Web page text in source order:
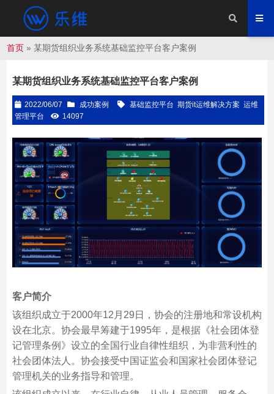
首页 »某期货组织业务系统基础监控平台客户案例
某期货组织业务系统基础监控平台客户案例
2022/06/07 成功案例 基础监控平台 期货it运维解决方案 运维
管理平台
14097
客户简介
该组织成立于2000年12月29日，协会的注册地和常设机构
设在北京。协会最早筹建于1995年，是根据《社会团体登
记管理条例》设立的全国行业自律性组织，为非营利性的
社会团体法人。协会接受中国证监会和国家社会团体登记
管理机关的业务指导和管理。